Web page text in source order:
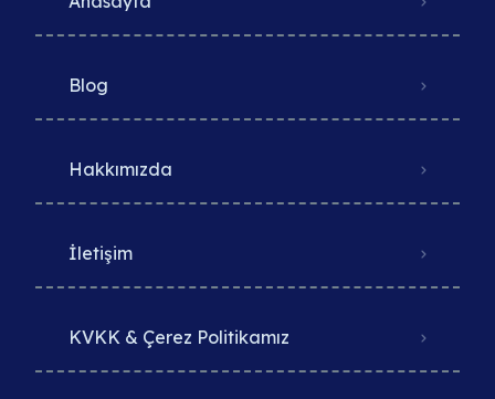
Blog
Hakkımızda
İletişim
KVKK & Çerez Politikamız